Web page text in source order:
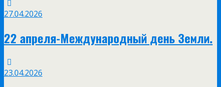
27.04.2026
22 апреля-Международный день Земли.
23.04.2026